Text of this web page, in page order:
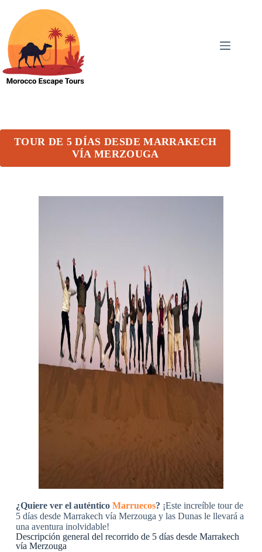
TOUR DE 5 DÍAS DESDE MARRAKECH
VÍA MERZOUGA
¿Quiere ver el auténtico Marruecos? ¡Este increíble tour de
5 días desde Marrakech vía Merzouga y las Dunas le llevará a
una aventura inolvidable!
Descripción general del recorrido de 5 días desde Marrakech
vía Merzouga